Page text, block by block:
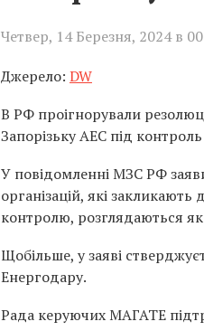
Четвер, 14 Березня, 2024 в
Джерело: DW
В РФ проігнорували
Запорізьку АЕС під
У повідомленні МЗС РФ
організацій, які
контролю, розглядаються як
Щобільше, у заяві
Енергодару.
Рада керуючих МАГАТЕ